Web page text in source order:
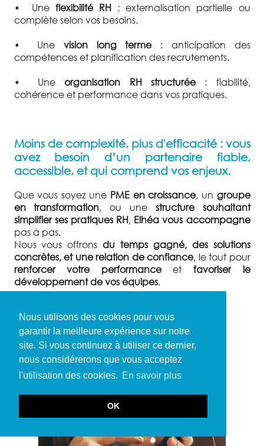
Nous utilisons des cookies pour vous
garantir la meilleure expérience sur notre
site. Si vous continuez à utiliser ce dernier,
nous considérerons que vous acceptez
l'utilisation des cookies. En savoir plus
OK
•
Une flexibilité RH : externalisation partielle ou
complète selon vos besoins.
•
Une vision long terme: anticipation des
compétences et planification des recrutements.
•
Uneorganisation RH structurée : fiabilité,
cohérence et performance dans vos pratiques.
Moins de complexité, plus d'efficacité : vous
avez besoin d’un partenaire fiable,
accessible, et qui comprend vos enjeux.
Que vous soyez une PME en croissance, un groupe
en transformation, ou une structure souhaitant
simplifier ses pratiques RH, Elhéa vous accompagne
pas à pas.
Nous vous offronsdu temps gagné, des solutions
concrètes, et une relation de confiance, le tout pour
renforcer votre performanceet favoriser le
développement de vos équipes.
L'offre Elhéa - Côte-d'Or (21)
DIGITAL RH
fonction RH